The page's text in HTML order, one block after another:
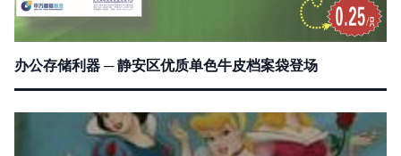
办公存储利器 ─ 静安区优质单色牛皮档案袋登场